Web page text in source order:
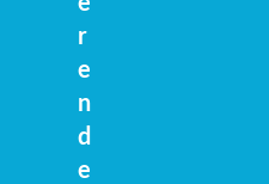
r
e
n
d
e